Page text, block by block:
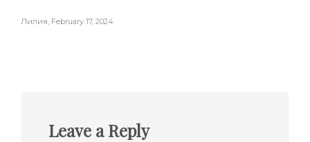
Лилия February 17, 2024
Leave a Reply